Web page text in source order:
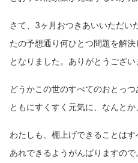
さて、3ヶ月おつきあいいただい
たの予想通り何ひとつ問題を解
となりました。ありがとうござい
どうかこの世のすべてのおとっ
ともにすくすく元気に、なんとか
わたしも、棚上げできることは
あれできるようがんばりますので